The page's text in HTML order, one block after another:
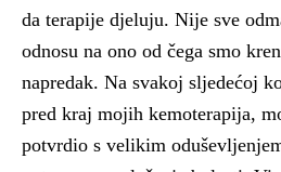
da terapije djeluju. Nije sve
odnosu na ono od čega smo
napredak. Na svakoj sljedećoj
pred kraj mojih kemoterapija,
potvrdio s velikim